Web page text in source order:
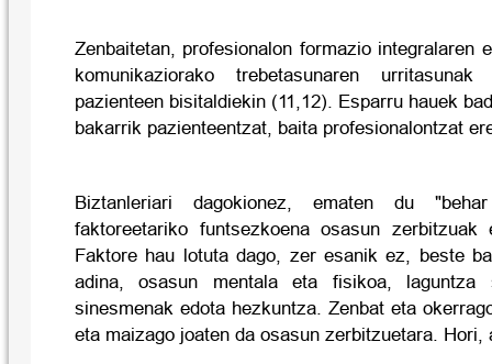
Zenbaitetan, profesionalon formazio integralaren
komunikaziorako trebetasunaren
pazienteen bisitaldiekin (11,12). Esparru hauek
bakarrik pazienteentzat, baita profesionalontzat
Biztanleriari dagokionez, ematen du
faktoreetariko funtsezkoena osasun zerbitzuak
Faktore hau lotuta dago, zer esanik ez, beste
adina, osasun mentala eta fisikoa, laguntza
sinesmenak edota hezkuntza. Zenbat eta
eta maizago joaten da osasun zerbitzuetara. Hori,